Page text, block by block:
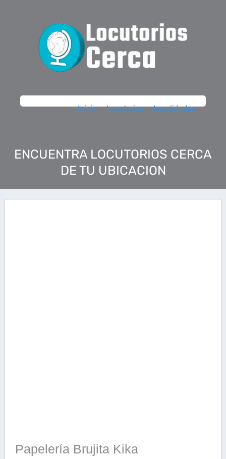
Inicio Locutorios Localidades
ENCUENTRA LOCUTORIOS CERCA
DE TU UBICACION
Papelería Brujita Kika